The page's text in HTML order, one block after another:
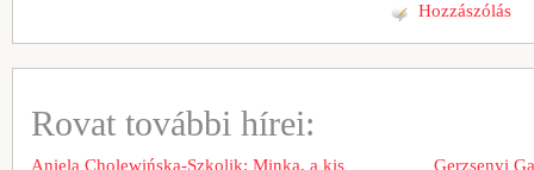
Hozzászólás
Rovat további hírei:
Aniela Cholewińska-Szkolik: Minka, a kis Gerzsenyi